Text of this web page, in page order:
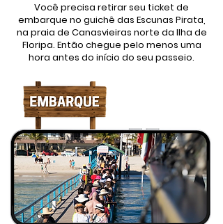
Você precisa retirar seu ticket de
embarque no guichê das Escunas Pirata,
na praia de Canasvieiras norte da Ilha de
Floripa. Então chegue pelo menos uma
hora antes do início do seu passeio.